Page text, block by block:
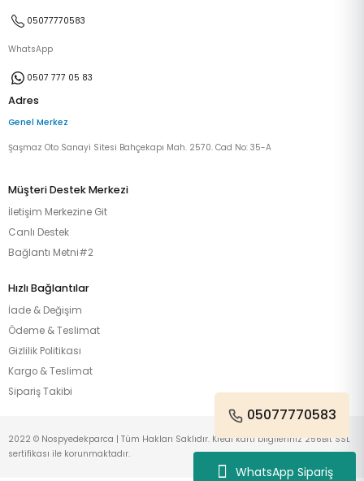
WhatsApp Sipariş
05077770583
WhatsApp
0507 777 05 83
Adres
Genel Merkez
Şaşmaz Oto Sanayi Sitesi Bahçekapı Mah. 2570. Cad No: 35-A
Müşteri Destek Merkezi
İletişim Merkezine Git
Canlı Destek
Bağlantı Metni#2
Hızlı Bağlantılar
İade & Değişim
Ödeme & Teslimat
Gizlilik Politikası
Kargo & Teslimat
Sipariş Takibi
05077770583
2022 © Nospyedekparca | Tüm Hakları Saklıdır. Kredi kartı bilgileriniz 256Bit SSL
sertifikası ile korunmaktadır.